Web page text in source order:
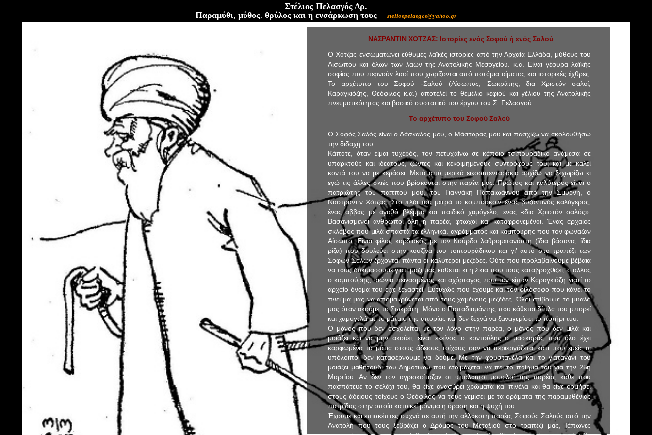
Στέλιος Πελασγός Δρ.
Παραμύθι, μύθος, θρύλος και η ενσάρκωση τους
steliospelasgos@yahoo.gr
ΝΑΣΡΑΝΤΙΝ ΧΟΤΖΑΣ: Ιστορίες ενός Σοφού ή ενός Σαλού
Ο Χότζας ενσωματώνει εύθυμες λαϊκές ιστορίες από την Αρχαία Ελλάδα, μύθους του
Αισώπου και όλων των λαών της Ανατολικής Μεσογείου, κ.α. Είναι γέφυρα λαϊκής
σοφίας που περνούν λαοί που χωρίζονται από ποτάμια αίματος και ιστορικές έχθρες.
Το αρχέτυπο του Σοφού -Σαλού (Αίσωπος, Σωκράτης, δια Χριστόν σαλοί,
Καραγκιόζης, Θεόφιλος κ.α.) αποτελεί το θεμέλιο κεφιού και γέλιου της Ανατολικής
πνευματικότητας και βασικό συστατικό του έργου του Σ. Πελασγού.
Το αρχέτυπο του Σοφού Σαλού
Ο Σοφός Σαλός είναι ο Δάσκαλος μου, ο Μάστορας μου και πασχίζω να ακολουθήσω
την διδαχή του.
Κάποτε, όταν είμαι τυχερός, τον πετυχαίνω σε κάποιο τσιπουράδικο ανάμεσα σε
υπαρκτούς και ιδεατούς, ζώντες και κεκοιμημένους συντρόφους του, και με καλεί
κοντά του να με κεράσει. Μετά από μερικά εικοσιπενταράκια αρχίζω να ξεχωρίζω κι
εγώ τις άλλες σκιές που βρίσκονται στην παρέα μας. Πρώτος και καλύτερος είναι ο
πατριώτης του παππού μου, του Γιαννάκη Παπαιωάννου από την Σμύρνη, ο
Ναστραντίν Χότζας. Στο πλάι του μετρά το κομποσκοίνι ένας βυζαντινός καλόγερος,
ένας αββάς με αγαθό βλέμμα και παιδικό χαμόγελο, ένας «δια Χριστόν σαλός».
Βασανισμένοι άνθρωποι όλη η παρέα, φτωχοί και καταφρονεμένοι. Ένας αρχαίος
σκλάβος που μιλά σπαστά τα ελληνικά, αγράμματος και καμπούρης που τον φώναζαν
Αίσωπο. Είναι φίλος καρδιακός με τον Κούρδο λαθρομετανάστη (ίδια βάσανα, ίδια
ρίζα) που δουλεύει στην κουζίνα του τσιπουράδικου και γι’ αυτό στο τραπέζι των
Σοφών Σαλών έρχονται πάντα οι καλύτεροι μεζέδες. Ούτε που προλαβαίνουμε βέβαια
να τους δοκιμάσουμε γιατί μαζί μας κάθεται κι η Σκια που τους καταβροχθίζει, ο άλλος
ο καμπούρης, αιώνια πεινασμένος και αχόρταγος που τον είπαν Καραγκιόζη γιατί το
αρχαίο όνομα του είχε ξεχαστεί. Ευτυχώς που έχουμε και τον φιλόσοφο που κάνει το
πνεύμα μας να απομακρύνεται από τους χαμένους μεζέδες. Όλοι στίβουμε το μυαλό
μας όταν ακούμε το Σωκράτη. Μόνο ο Παπαδιαμάντης που κάθεται δίπλα του μπορεί
και χαμογελά με το μάταιο της απορίας και δεν ξεχνά να ξαναγεμίσει το ποτήρι του.
Ο μόνος που δεν ασχολείται με τον λόγο στην παρέα, ο μόνος που δεν μιλά και
μοιάζει και να μην ακούει, είναι εκείνος ο κοντούλης ο μασκαράς που όλο έχει
καρφωμένα τα μάτια στους άδειους τοίχους σαν να περιεργάζεται κάτι που εμείς οι
υπόλοιποι δεν καταφέρνουμε να δούμε. Με την φουστανέλα και το γιαταγάνι του
μοιάζει μαθητούδι του Δημοτικού που ετοιμάζεται να πει το ποίημα του για την 25η
Μαρτίου. Αν δεν τον αγριοκοίταζαν οι υπόλοιποι μουρλοί της παρέας κάθε που
πασπάτευε το σελάχι του, θα είχε ανασύρει χρώματα και πινέλα και θα είχε ορμήσει
στους άδειους τοίχους ο Θεόφιλος να τους γεμίσει με τα οράματα της παραμυθένιας
πατρίδας στην οποία κατοικεί μόνιμα η όραση και η ψυχή του.
Έχουμε και επισκέπτες συχνά σε αυτή την αλλόκοτη παρέα, Σοφούς Σαλούς από την
Ανατολή που τους ξεβράζει ο Δρόμος του Μεταξιού στο τραπέζι μας, Ιάπωνες